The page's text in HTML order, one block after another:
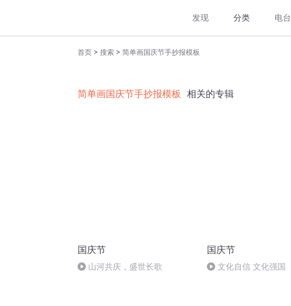
发现 分类 电台
首页 > 搜索 > 简单画国庆节手抄报模板
简单画国庆节手抄报模板 相关的专辑
国庆节
山河共庆，盛世长歌
国庆节
文化自信 文化强国